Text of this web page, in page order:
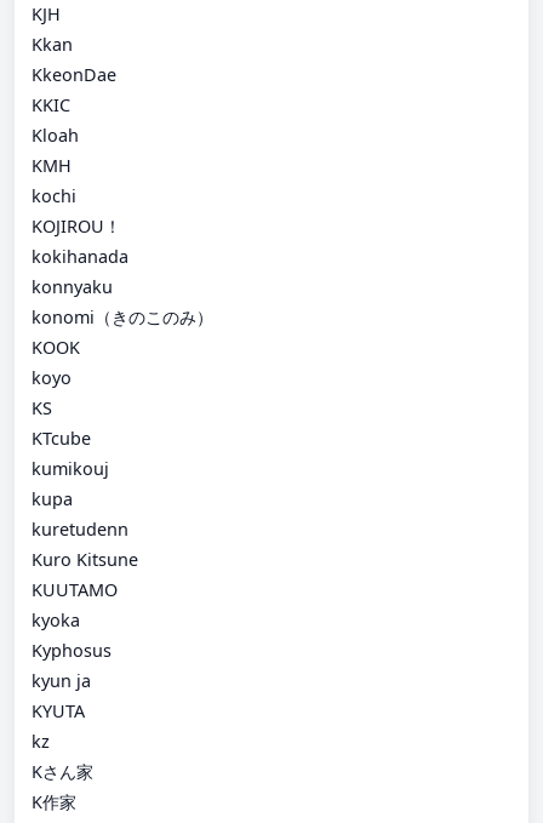
KJH
Kkan
KkeonDae
KKIC
Kloah
KMH
kochi
KOJIROU！
kokihanada
konnyaku
konomi（きのこのみ）
KOOK
koyo
KS
KTcube
kumikouj
kupa
kuretudenn
Kuro Kitsune
KUUTAMO
kyoka
Kyphosus
kyun ja
KYUTA
kz
Kさん家
K作家